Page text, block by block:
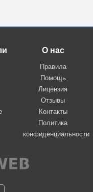
О нас
Правила
Помощь
Лицензия
Отзывы
Контакты
Политика
конфиденциальности